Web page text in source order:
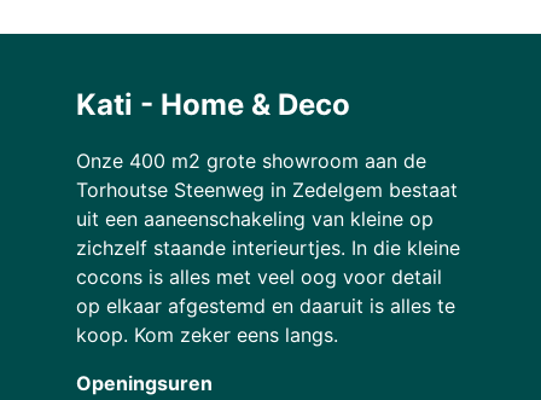
Kati - Home & Deco
Onze 400 m2 grote showroom aan de
Torhoutse Steenweg in Zedelgem bestaat
uit een aaneenschakeling van kleine op
zichzelf staande interieurtjes. In die kleine
cocons is alles met veel oog voor detail
op elkaar afgestemd en daaruit is alles te
koop. Kom zeker eens langs.
Openingsuren